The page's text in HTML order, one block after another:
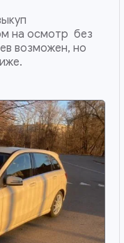
на осмотр без
возможен, но